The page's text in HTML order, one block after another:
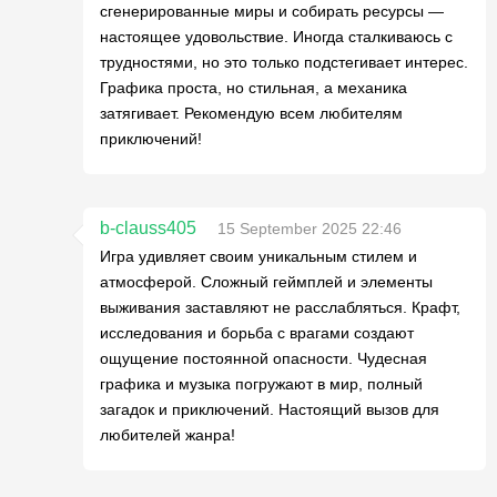
сгенерированные миры и собирать ресурсы —
настоящее удовольствие. Иногда сталкиваюсь с
трудностями, но это только подстегивает интерес.
Графика проста, но стильная, а механика
затягивает. Рекомендую всем любителям
приключений!
b-clauss405
15 September 2025 22:46
Игра удивляет своим уникальным стилем и
атмосферой. Сложный геймплей и элементы
выживания заставляют не расслабляться. Крафт,
исследования и борьба с врагами создают
ощущение постоянной опасности. Чудесная
графика и музыка погружают в мир, полный
загадок и приключений. Настоящий вызов для
любителей жанра!